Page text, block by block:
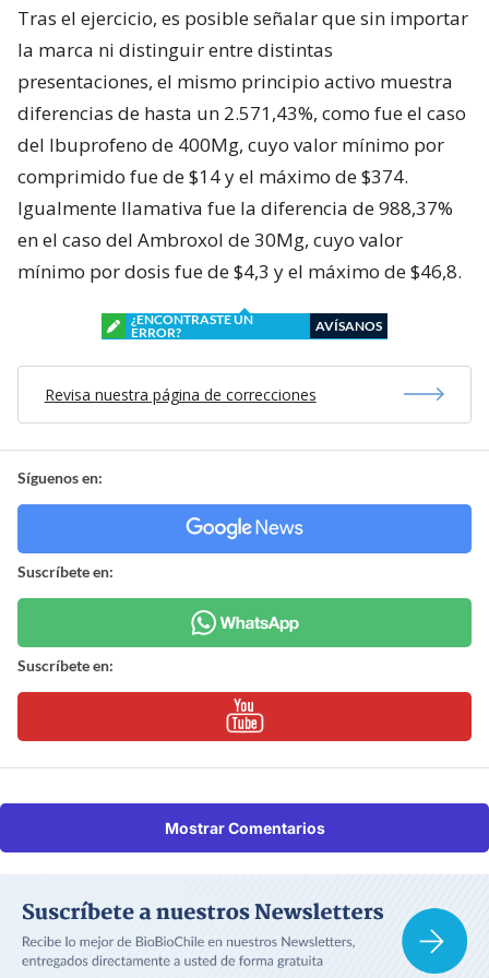
Tras el ejercicio, es posible señalar que sin importar
la marca ni distinguir entre distintas
presentaciones, el mismo principio activo muestra
diferencias de hasta un 2.571,43%, como fue el caso
del Ibuprofeno de 400Mg, cuyo valor mínimo por
comprimido fue de $14 y el máximo de $374.
Igualmente llamativa fue la diferencia de 988,37%
en el caso del Ambroxol de 30Mg, cuyo valor
mínimo por dosis fue de $4,3 y el máximo de $46,8.
¿ENCONTRASTE UN
ERROR?
AVÍSANOS
Revisa nuestra página de correcciones
Síguenos en:
Suscríbete en:
Suscríbete en:
Mostrar Comentarios